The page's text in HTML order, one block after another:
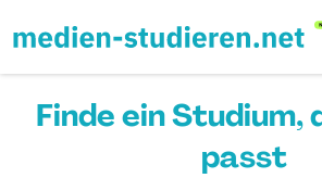
Finde ein Studium,
passt